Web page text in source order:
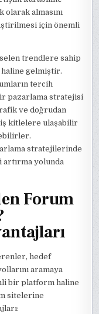
almasını
için önemli
trendlere sahip
gelmiştir.
tercih
pazarlama stratejisi
ve doğrudan
kitlelere ulaşabilir
stratejilerinde
yolunda
Forum
hedef
aramaya
bir platform haline
sitelerine